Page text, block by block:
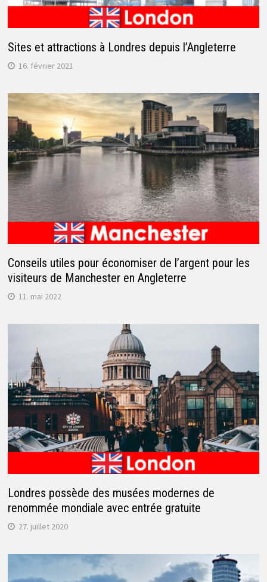
Sites et attractions à Londres depuis l’Angleterre
16. février 2021
Conseils utiles pour économiser de l’argent pour les
visiteurs de Manchester en Angleterre
11. mai 2022
Londres possède des musées modernes de
renommée mondiale avec entrée gratuite
27. juillet 2020